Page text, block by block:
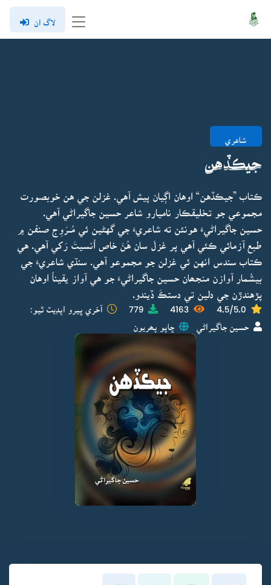
لاگ ان
شاعري
جيڪڏهن
ڪتاب ”جيڪڏهن“ اوهان اڳيان پيش آهي. غزلن جي هن خوبصورت
مجموعي جو تخليقڪار ناميارو شاعر حسين جاگيراڻي آهي.
حسين جاگيراڻيءَ هونئن ته شاعريءَ جي گهڻين ئي مُــرَوِج صنفن ۾
طبع آزمائي ڪئي آهي پر غزلَ سان هُنَ خاص اُنسيتَ رَکي آهي. هي
ڪتاب سندس انهن ئي غزلن جو مجموعو آهي. سنڌي شاعريءَ جي
بيشُمار آوازن منجھان حسين جاگيراڻيءَ جو هي آواز يقيناً اوهان
پڙهندڙن جي دلين تي دستڪَ ڏيندو.
4.5/5.0
4163
779 آخري ڀيرو اپڊيٽ ٿيو:
حسين جاگيراڻي ڇاپو پھريون